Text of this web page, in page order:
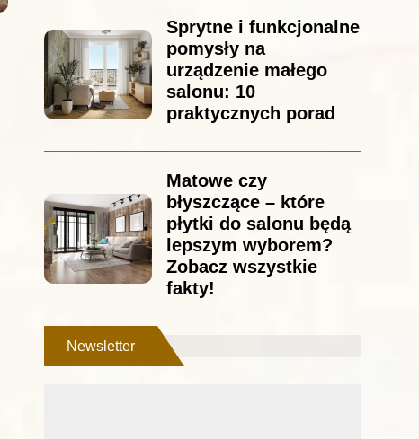
Sprytne i funkcjonalne
pomysły na
urządzenie małego
salonu: 10
praktycznych porad
Matowe czy
błyszczące – które
płytki do salonu będą
lepszym wyborem?
Zobacz wszystkie
fakty!
Newsletter